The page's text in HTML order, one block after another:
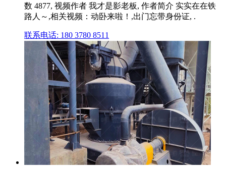
数 4877, 视频作者 我才是影老板, 作者简介 实实在在铁
路人～,相关视频：动卧来啦！,出门忘带身份证, .
联系电话: 180 3780 8511